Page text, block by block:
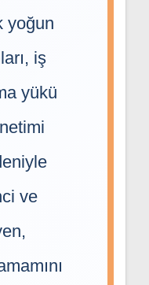
yoğun
iş
yükü
ve